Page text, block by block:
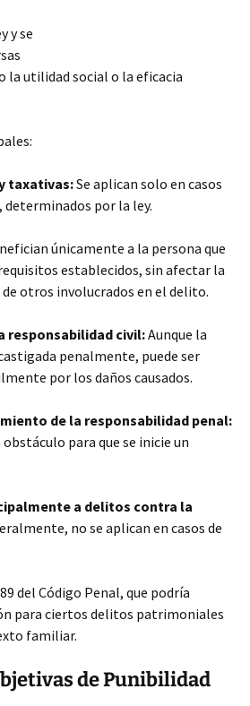
y se
la utilidad social o la eficacia
taxativas:Se aplican solo en casos
determinados por la ley.
únicamente a la persona que
establecidos, sin afectar la
otros involucrados en el delito.
responsabilidad civil:Aunque la
penalmente, puede ser
por los daños causados.
de la responsabilidad penal:
para que se inicie un
a delitos contra la
no se aplican en casos de
del Código Penal, que podría
para ciertos delitos patrimoniales
familiar.
de Punibilidad